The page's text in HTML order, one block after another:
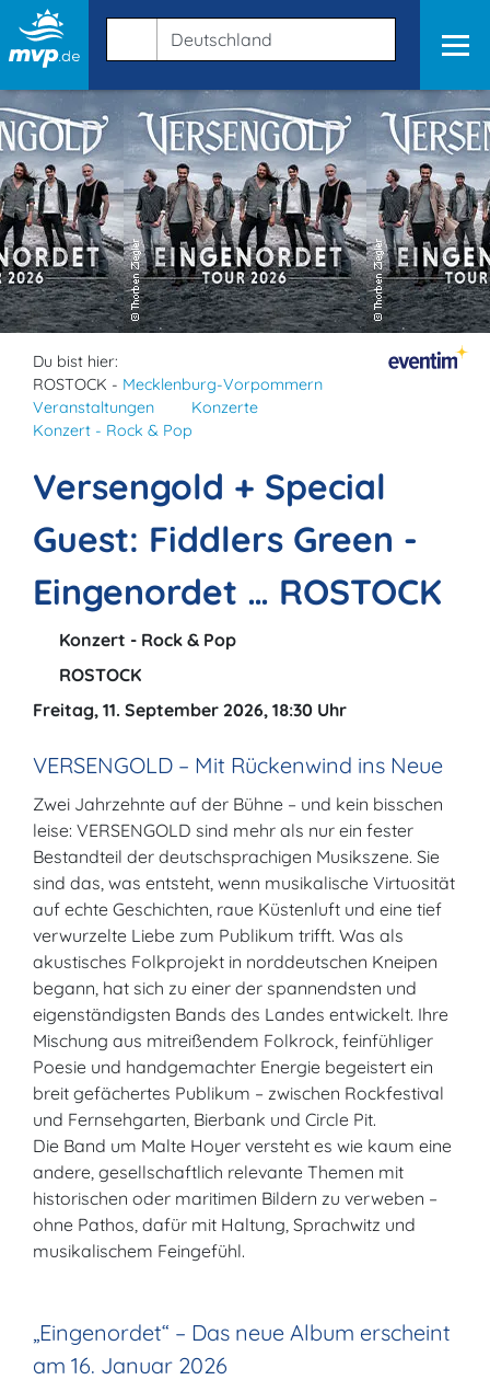
Du bist hier:
ROSTOCK - Mecklenburg-Vorpommern
Veranstaltungen
Konzerte
Konzert - Rock & Pop
Versengold + Special
Guest: Fiddlers Green -
Eingenordet … ROSTOCK
Konzert - Rock & Pop
ROSTOCK
Freitag, 11. September 2026, 18:30 Uhr
VERSENGOLD – Mit Rückenwind ins Neue
Zwei Jahrzehnte auf der Bühne – und kein bisschen
leise: VERSENGOLD sind mehr als nur ein fester
Bestandteil der deutschsprachigen Musikszene. Sie
sind das, was entsteht, wenn musikalische Virtuosität
auf echte Geschichten, raue Küstenluft und eine tief
verwurzelte Liebe zum Publikum trifft. Was als
akustisches Folkprojekt in norddeutschen Kneipen
begann, hat sich zu einer der spannendsten und
eigenständigsten Bands des Landes entwickelt. Ihre
Mischung aus mitreißendem Folkrock, feinfühliger
Poesie und handgemachter Energie begeistert ein
breit gefächertes Publikum – zwischen Rockfestival
und Fernsehgarten, Bierbank und Circle Pit.
Die Band um Malte Hoyer versteht es wie kaum eine
andere, gesellschaftlich relevante Themen mit
historischen oder maritimen Bildern zu verweben –
ohne Pathos, dafür mit Haltung, Sprachwitz und
musikalischem Feingefühl.
„Eingenordet“ – Das neue Album erscheint
am 16. Januar 2026